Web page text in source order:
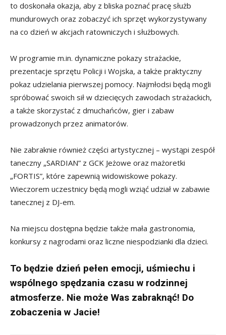
to doskonała okazja, aby z bliska poznać pracę służb
mundurowych oraz zobaczyć ich sprzęt wykorzystywany
na co dzień w akcjach ratowniczych i służbowych.
W programie m.in. dynamiczne pokazy strażackie,
prezentacje sprzętu Policji i Wojska, a także praktyczny
pokaz udzielania pierwszej pomocy. Najmłodsi będą mogli
spróbować swoich sił w dziecięcych zawodach strażackich,
a także skorzystać z dmuchańców, gier i zabaw
prowadzonych przez animatorów.
Nie zabraknie również części artystycznej – wystąpi zespół
taneczny „SARDIAN” z GCK Jeżowe oraz mażoretki
„FORTIS”, które zapewnią widowiskowe pokazy.
Wieczorem uczestnicy będą mogli wziąć udział w zabawie
tanecznej z DJ-em.
Na miejscu dostępna będzie także mała gastronomia,
konkursy z nagrodami oraz liczne niespodzianki dla dzieci.
To będzie dzień pełen emocji, uśmiechu i
wspólnego spędzania czasu w rodzinnej
atmosferze. Nie może Was zabraknąć! Do
zobaczenia w Jacie!